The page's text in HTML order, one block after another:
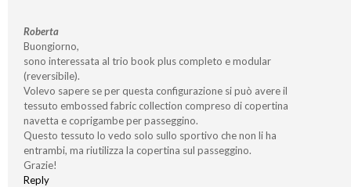
Roberta
Buongiorno,
sono interessata al trio book plus completo e modular
(reversibile).
Volevo sapere se per questa configurazione si può avere il
tessuto embossed fabric collection compreso di copertina
navetta e coprigambe per passeggino.
Questo tessuto lo vedo solo sullo sportivo che non li ha
entrambi, ma riutilizza la copertina sul passeggino.
Grazie!
Reply